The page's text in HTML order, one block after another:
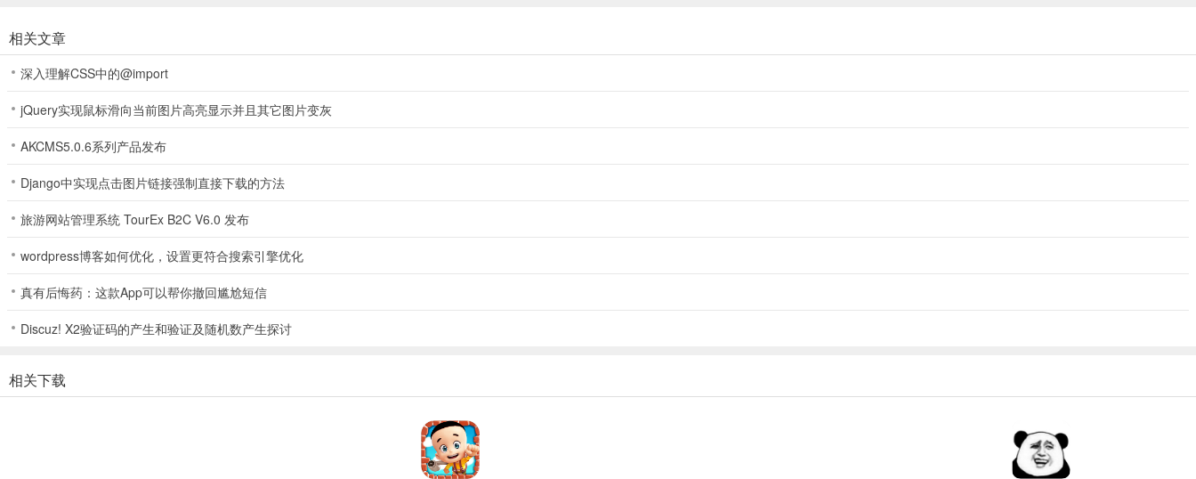
5. 挑战精通难度：这是移动端真正模拟游戏体验，突破极限，看你能否征服天际线。
拉格库尔：跑酷(跑酷模拟器游戏)常见问题
问：拉格库尔：跑酷怎么玩？
答：摒弃按按钮跳跃的脚本机制，利用速度、动量和时机决定跳跃，感受物理效果带来的真实体验。
问：游戏有哪些特色？
答：基于物理，无轨道无脚本；有动态布娃娃系统；可进行自由式技巧组合；拥有开放环境供探索。
相关文章
深入理解CSS中的@import
jQuery实现鼠标滑向当前图片高亮显示并且其它图片变灰
AKCMS5.0.6系列产品发布
Django中实现点击图片链接强制直接下载的方法
旅游网站管理系统 TourEx B2C V6.0 发布
wordpress博客如何优化，设置更符合搜索引擎优化
真有后悔药：这款App可以帮你撤回尴尬短信
Discuz! X2验证码的产生和验证及随机数产生探讨
相关下载